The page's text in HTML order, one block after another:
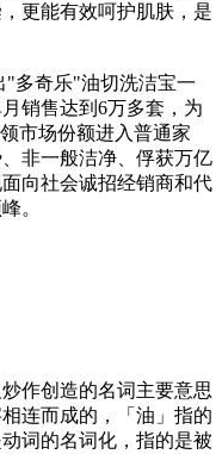
更能有效呵护肌肤，是
"多奇乐"油切洗洁宝一
销售达到6万多套，为
市场份额进入普通家
非一般洁净、俘获万亿
向社会诚招经销商和代
。
作创造的名词主要意思
连而成的，「油」指的
词的名词化，指的是被